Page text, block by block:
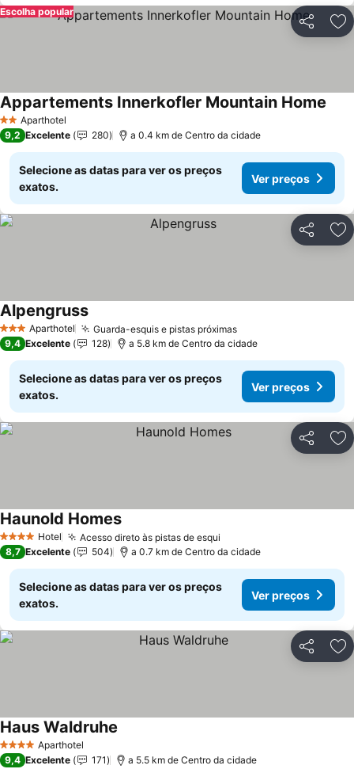
Partilhar
Escolha popular
2 EstrelasAparthotel
Appartements Innerkofler Mountain Home
9,2 Excelente 280 a 0.4 km de Centro da cidade
Selecione as datas para ver os preços
exatos.
Ver preços
Partilhar
3 EstrelasAparthotel Guarda-esquis e pistas próximas
Alpengruss
9,4 Excelente 128 a 5.8 km de Centro da cidade
Selecione as datas para ver os preços
exatos.
Ver preços
Partilhar
4 EstrelasHotel Acesso direto às pistas de esqui
Haunold Homes
8,7 Excelente 504 a 0.7 km de Centro da cidade
Selecione as datas para ver os preços
exatos.
Ver preços
Partilhar
4 EstrelasAparthotel
Haus Waldruhe
9,4 Excelente 171 a 5.5 km de Centro da cidade